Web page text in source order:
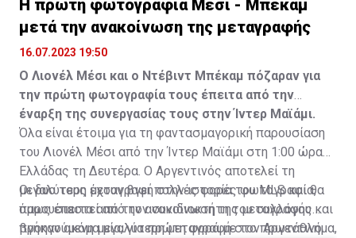
Η πρώτη φωτογραφία Μέσι - Μπέκαμ
μετά την ανακοίνωση της μεταγραφής
16.07.2023 19:50
Ο Λιονέλ Μέσι και ο Ντέβιντ Μπέκαμ πόζαραν για
την πρώτη φωτογραφία τους έπειτα από την
έναρξη της συνεργασίας τους στην Ίντερ Μαϊάμι.
Όλα είναι έτοιμα για τη φαντασμαγορική παρουσίαση
του Λιονέλ Μέσι από την Ίντερ Μαϊάμι στη 1:00 ώρα
Ελλάδας τη Δευτέρα. Ο Αργεντινός αποτελεί τη
μεγαλύτερη μεταγραφή στην ιστορία του MLS και θα
παρουσιαστεί από τον συνιδιοκτήτη του συλλόγου και
προηγούμενη μεγαλύτερη μεταγραφή στο πρωτάθλημα,
Οι δυο τους έχουν βγει πολλές φορές φωτογραφία,
όμως έπειτα από την ανακοίνωση της μεταγραφής
βγήκαν ακόμα μία, για πρώτη φορά με τον Αργεντινό